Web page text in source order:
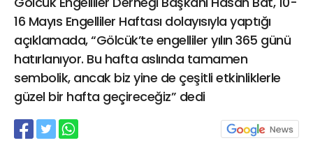
16 Mayıs Engelliler Haftası dolayısıyla yaptığı
açıklamada, “Gölcük’te engelliler yılın 365 günü
hatırlanıyor. Bu hafta aslında tamamen
sembolik, ancak biz yine de çeşitli etkinliklerle
güzel bir hafta geçireceğiz” dedi
21 Gölcük
02624132333
haber@golcukpostasi.com